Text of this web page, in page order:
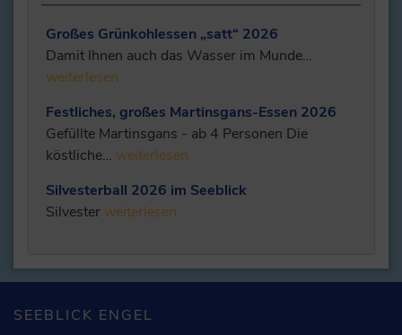
Großes Grünkohlessen „satt“ 2026
Damit Ihnen auch das Wasser im Munde…
weiterlesen
Festliches, großes Martinsgans-Essen 2026
Gefüllte Martinsgans - ab 4 Personen Die
köstliche… weiterlesen
Silvesterball 2026 im Seeblick
Silvester weiterlesen
SEEBLICK ENGEL